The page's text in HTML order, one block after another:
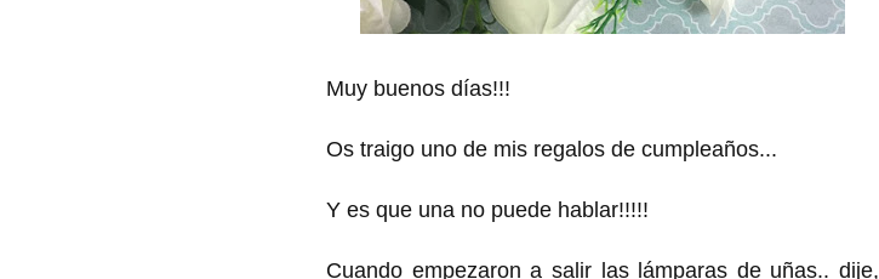
Muy buenos días!!!
Os traigo uno de mis regalos de cumpleaños...
Y es que una no puede hablar!!!!!
Cuando empezaron a salir las lámparas de uñas.. dije,